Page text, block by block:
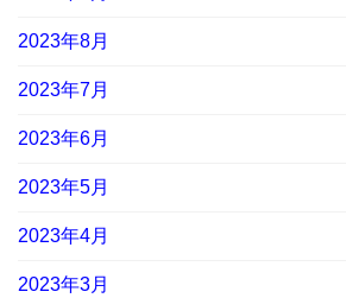
2023年8月
2023年7月
2023年6月
2023年5月
2023年4月
2023年3月